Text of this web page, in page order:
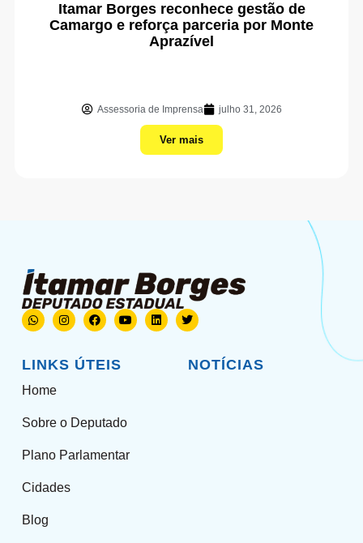
Itamar Borges reconhece gestão de
Camargo e reforça parceria por Monte
Aprazível
Assessoria de Imprensa julho 31, 2026
Ver mais
LINKS ÚTEIS
Home
Sobre o Deputado
Plano Parlamentar
Cidades
Blog
NOTÍCIAS